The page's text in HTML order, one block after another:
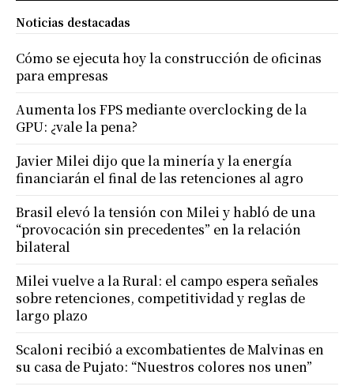
Noticias destacadas
Cómo se ejecuta hoy la construcción de oficinas
para empresas
Aumenta los FPS mediante overclocking de la
GPU: ¿vale la pena?
Javier Milei dijo que la minería y la energía
financiarán el final de las retenciones al agro
Brasil elevó la tensión con Milei y habló de una
“provocación sin precedentes” en la relación
bilateral
Milei vuelve a la Rural: el campo espera señales
sobre retenciones, competitividad y reglas de
largo plazo
Scaloni recibió a excombatientes de Malvinas en
su casa de Pujato: “Nuestros colores nos unen”